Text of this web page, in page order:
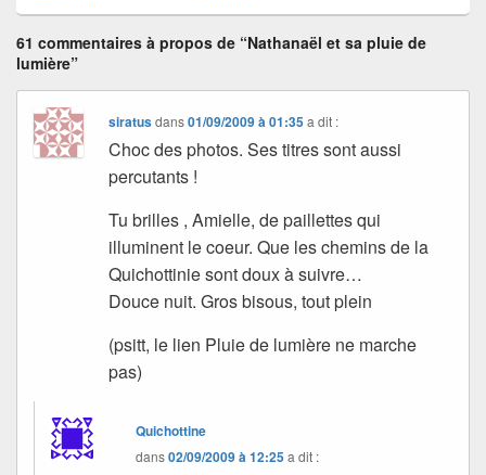
61 commentaires à propos de “Nathanaël et sa pluie de
lumière”
siratusdans01/09/2009 à 01:35 a dit :
Choc des photos. Ses titres sont aussi
percutants !
Tu brilles , Amielle, de paillettes qui
illuminent le coeur. Que les chemins de la
Quichottinie sont doux à suivre…
Douce nuit. Gros bisous, tout plein
(psitt, le lien Pluie de lumière ne marche
pas)
Quichottine
dans02/09/2009 à 12:25a dit :